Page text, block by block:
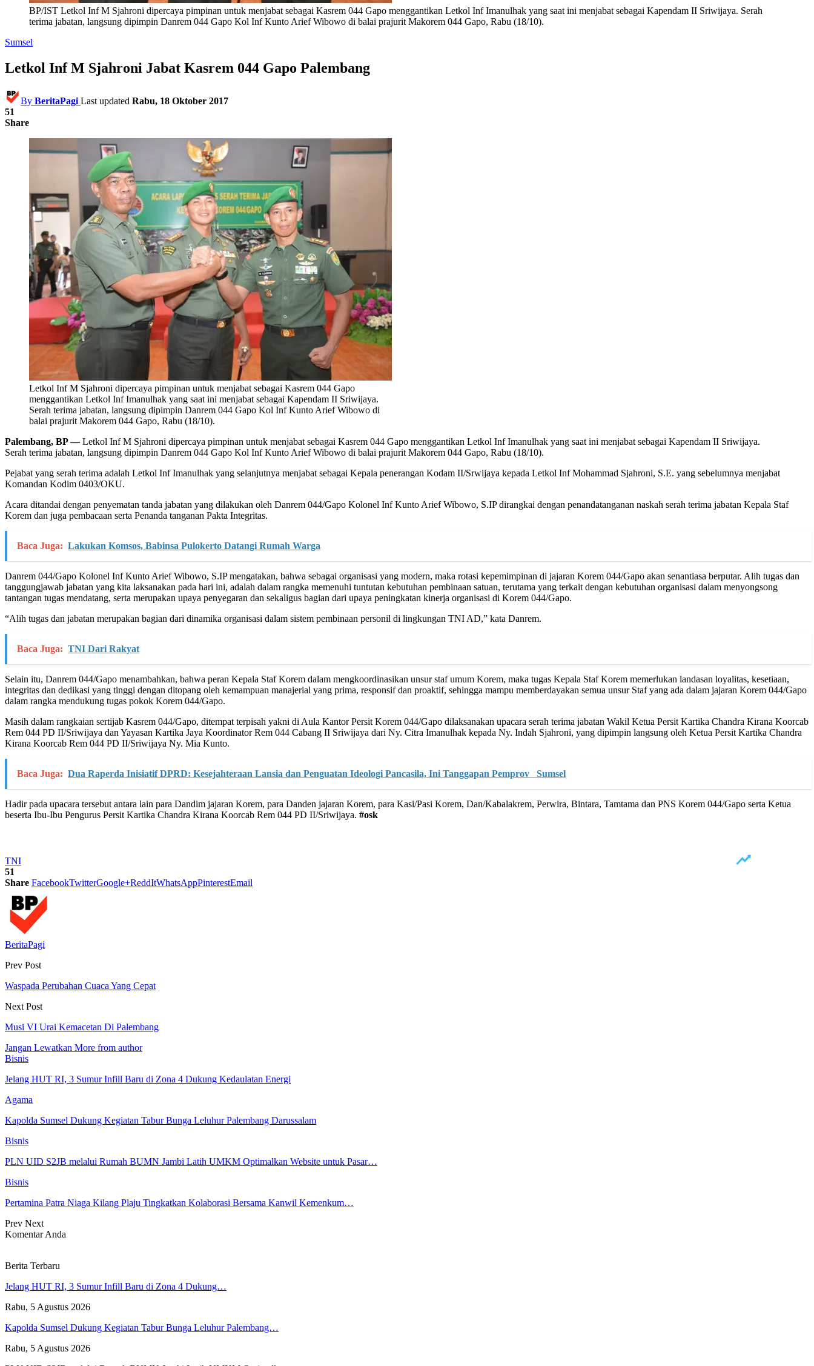
BP/IST Letkol Inf M Sjahroni dipercaya pimpinan untuk menjabat sebagai Kasrem 044 Gapo menggantikan Letkol Inf Imanulhak yang saat ini menjabat sebagai Kapendam II Sriwijaya. Serah
terima jabatan, langsung dipimpin Danrem 044 Gapo Kol Inf Kunto Arief Wibowo di balai prajurit Makorem 044 Gapo, Rabu (18/10).
Sumsel
Letkol Inf M Sjahroni Jabat Kasrem 044 Gapo Palembang
By BeritaPagi Last updated Rabu, 18 Oktober 2017
51
Share
Letkol Inf M Sjahroni dipercaya pimpinan untuk menjabat sebagai Kasrem 044 Gapo
menggantikan Letkol Inf Imanulhak yang saat ini menjabat sebagai Kapendam II Sriwijaya.
Serah terima jabatan, langsung dipimpin Danrem 044 Gapo Kol Inf Kunto Arief Wibowo di
balai prajurit Makorem 044 Gapo, Rabu (18/10).
Palembang, BP —Letkol Inf M Sjahroni dipercaya pimpinan untuk menjabat sebagai Kasrem 044 Gapo menggantikan Letkol Inf Imanulhak yang saat ini menjabat sebagai Kapendam II Sriwijaya.
Serah terima jabatan, langsung dipimpin Danrem 044 Gapo Kol Inf Kunto Arief Wibowo di balai prajurit Makorem 044 Gapo, Rabu (18/10).
Pejabat yang serah terima adalah Letkol Inf Imanulhak yang selanjutnya menjabat sebagai Kepala penerangan Kodam II/Srwijaya kepada Letkol Inf Mohammad Sjahroni, S.E. yang sebelumnya menjabat
Komandan Kodim 0403/OKU.
Acara ditandai dengan penyematan tanda jabatan yang dilakukan oleh Danrem 044/Gapo Kolonel Inf Kunto Arief Wibowo, S.IP dirangkai dengan penandatanganan naskah serah terima jabatan Kepala Staf
Korem dan juga pembacaan serta Penanda tanganan Pakta Integritas.
Baca Juga: Lakukan Komsos, Babinsa Pulokerto Datangi Rumah Warga
Danrem 044/Gapo Kolonel Inf Kunto Arief Wibowo, S.IP mengatakan, bahwa sebagai organisasi yang modern, maka rotasi kepemimpinan di jajaran Korem 044/Gapo akan senantiasa berputar. Alih tugas dan
tanggungjawab jabatan yang kita laksanakan pada hari ini, adalah dalam rangka memenuhi tuntutan kebutuhan pembinaan satuan, terutama yang terkait dengan kebutuhan organisasi dalam menyongsong
tantangan tugas mendatang, serta merupakan upaya penyegaran dan sekaligus bagian dari upaya peningkatan kinerja organisasi di Korem 044/Gapo.
“Alih tugas dan jabatan merupakan bagian dari dinamika organisasi dalam sistem pembinaan personil di lingkungan TNI AD,” kata Danrem.
Baca Juga: TNI Dari Rakyat
Selain itu, Danrem 044/Gapo menambahkan, bahwa peran Kepala Staf Korem dalam mengkoordinasikan unsur staf umum Korem, maka tugas Kepala Staf Korem memerlukan landasan loyalitas, kesetiaan,
integritas dan dedikasi yang tinggi dengan ditopang oleh kemampuan manajerial yang prima, responsif dan proaktif, sehingga mampu memberdayakan semua unsur Staf yang ada dalam jajaran Korem 044/Gapo
dalam rangka mendukung tugas pokok Korem 044/Gapo.
Masih dalam rangkaian sertijab Kasrem 044/Gapo, ditempat terpisah yakni di Aula Kantor Persit Korem 044/Gapo dilaksanakan upacara serah terima jabatan Wakil Ketua Persit Kartika Chandra Kirana Koorcab
Rem 044 PD II/Sriwijaya dan Yayasan Kartika Jaya Koordinator Rem 044 Cabang II Sriwijaya dari Ny. Citra Imanulhak kepada Ny. Indah Sjahroni, yang dipimpin langsung oleh Ketua Persit Kartika Chandra
Kirana Koorcab Rem 044 PD II/Sriwijaya Ny. Mia Kunto.
Baca Juga: Dua Raperda Inisiatif DPRD: Kesejahteraan Lansia dan Penguatan Ideologi Pancasila, Ini Tanggapan Pemprov Sumsel
Hadir pada upacara tersebut antara lain para Dandim jajaran Korem, para Danden jajaran Korem, para Kasi/Pasi Korem, Dan/Kabalakrem, Perwira, Bintara, Tamtama dan PNS Korem 044/Gapo serta Ketua
beserta Ibu-Ibu Pengurus Persit Kartika Chandra Kirana Koorcab Rem 044 PD II/Sriwijaya. #osk
TNI
51
Share FacebookTwitterGoogle+ReddItWhatsAppPinterestEmail
BeritaPagi
Prev Post
Waspada Perubahan Cuaca Yang Cepat
Next Post
Musi VI Urai Kemacetan Di Palembang
Jangan Lewatkan More from author
Bisnis
Jelang HUT RI, 3 Sumur Infill Baru di Zona 4 Dukung Kedaulatan Energi
Agama
Kapolda Sumsel Dukung Kegiatan Tabur Bunga Leluhur Palembang Darussalam
Bisnis
PLN UID S2JB melalui Rumah BUMN Jambi Latih UMKM Optimalkan Website untuk Pasar…
Bisnis
Pertamina Patra Niaga Kilang Plaju Tingkatkan Kolaborasi Bersama Kanwil Kemenkum…
Prev Next
Komentar Anda
Berita Terbaru
Jelang HUT RI, 3 Sumur Infill Baru di Zona 4 Dukung…
Rabu, 5 Agustus 2026
Kapolda Sumsel Dukung Kegiatan Tabur Bunga Leluhur Palembang…
Rabu, 5 Agustus 2026